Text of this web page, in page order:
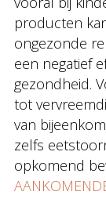
producten
ongezonde
een negatief
gezondheid.
tot
van
zelfs
opkomend